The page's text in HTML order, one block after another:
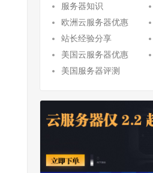
服务器知识
欧洲云服务器优惠
站长经验分享
美国云服务器优惠
美国服务器评测